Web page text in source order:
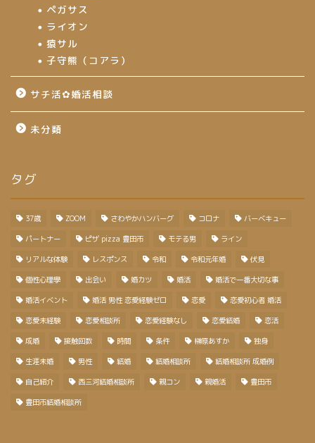
ペガサス
ライオン
猿サル
子守熊（コアラ）
サチ活✿婚活相談
未分類
タグ
37歳 ZOOM さわやかハンバーグ コロナ バーベキュー
パートナー ピザ pizza 豊田市 モテる男 ライン
リアルな体験 レスポンス 令和 令和元年婚 伏見
個性心理學 出会い 婚カツ 婚活 婚活で一番大切な事
婚活イベント 婚活 男性 恋愛経験ゼロ 恋愛 恋愛初心者 婚活
恋愛未経験 恋愛相談所 恋愛経験なし 恋愛結婚 恋活
成婚 接触回数 時間 条件 榊原あすか 独身
生涯未婚 男性 結婚 結婚相談所 結婚相談所 成婚例
自己紹介 西三河結婚相談所 親コン 親婚活 豊田市
豊田市結婚相談所